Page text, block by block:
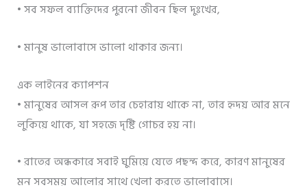
• সব সফল ব্যাক্তিদের পুরনো জীবন ছিল দুঃখের,
• মানুষ ভালোবাসে ভালো থাকার জন্য।
এক লাইনের ক্যাপশন
• মানুষের আসল রূপ তার চেহারায় থাকে না, তার হৃদয় আর মনে
লুকিয়ে থাকে, যা সহজে দৃষ্টি গোচর হয় না।
• রাতের অন্ধকারে সবাই ঘুমিয়ে যেতে পছন্দ করে, কারণ মানুষের
মন সবসময় আলোর সাথে খেলা করতে ভালোবাসে।